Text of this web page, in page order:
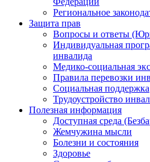
Региональное
Защита прав
Вопросы и ответы
Индивидуальная
инвалида
Медико-социальная
Правила перевозки
Социальная поддержка
Трудоустройство
Полезная информация
Доступная среда
Жемчужина мысли
Болезни и состояния
Здоровье